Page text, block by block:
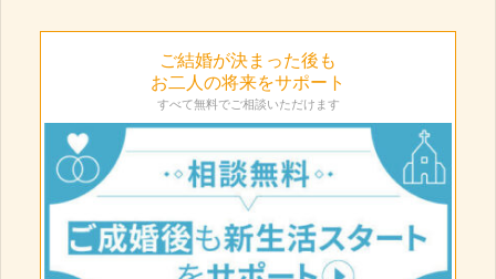
ご結婚が決まった後も
お二人の将来をサポート
すべて無料でご相談いただけます